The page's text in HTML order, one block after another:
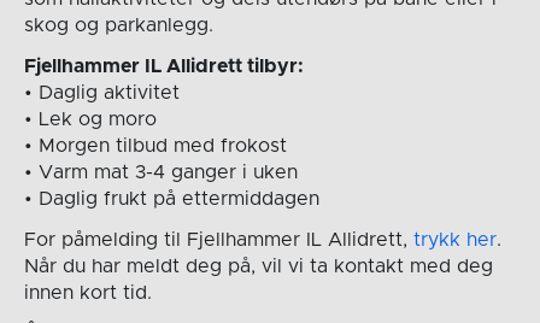
skog og parkanlegg.
Fjellhammer IL Allidrett tilbyr:
• Daglig aktivitet
• Lek og moro
• Morgen tilbud med frokost
• Varm mat 3-4 ganger i uken
• Daglig frukt på ettermiddagen
For påmelding til Fjellhammer IL Allidrett, trykk her.
Når du har meldt deg på, vil vi ta kontakt med deg
innen kort tid.